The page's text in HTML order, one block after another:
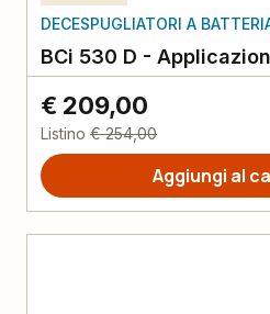
DECESPUGLIATORI A
BCi 530 D -
€ 209,00
Listino € 254,00
Aggiungi al